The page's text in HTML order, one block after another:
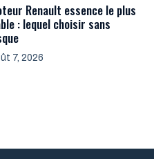
Renault essence le plus
: lequel choisir sans
7, 2026